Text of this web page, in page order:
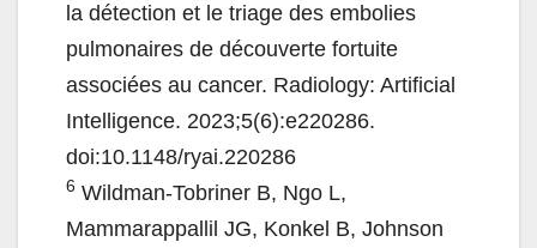
la détection et le triage des embolies
pulmonaires de découverte fortuite
associées au cancer. Radiology: Artificial
Intelligence. 2023;5(6):e220286.
doi:10.1148/ryai.220286
6 Wildman-Tobriner B, Ngo L,
Mammarappallil JG, Konkel B, Johnson